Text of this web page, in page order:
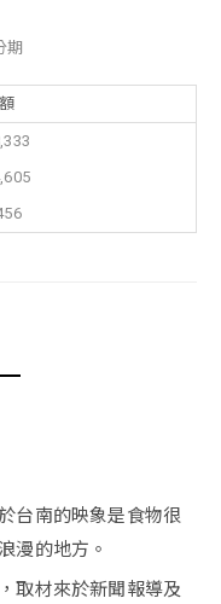
期
台南的映象是食物很
漫的地方。
取材來於新聞報導及